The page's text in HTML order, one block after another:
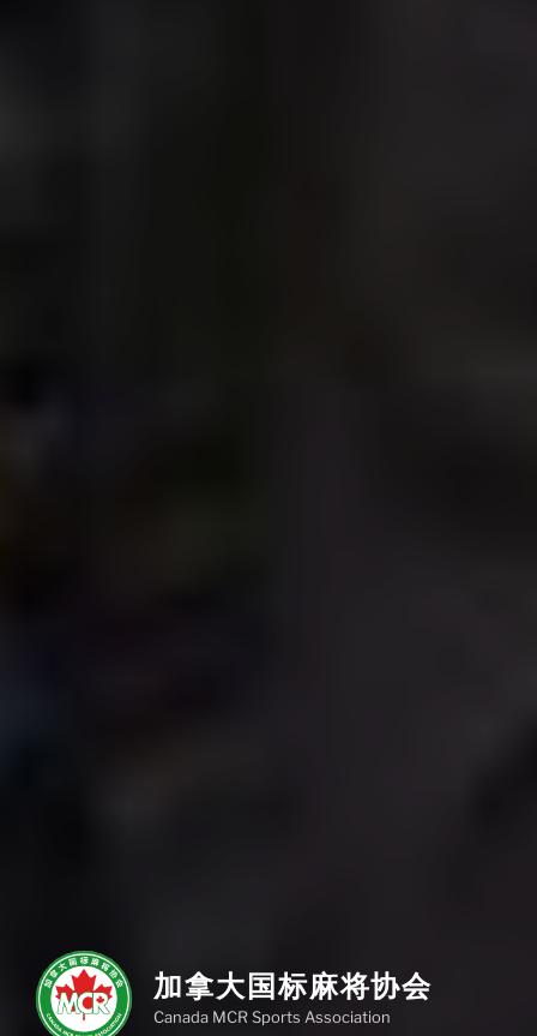
加拿大国标麻将协会
Canada MCR Sports Association